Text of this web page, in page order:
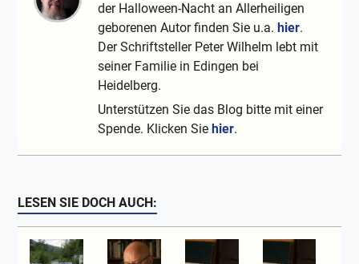
der Halloween-Nacht an Allerheiligen
geborenen Autor finden Sie u.a.hier.
Der Schriftsteller Peter Wilhelm lebt mit
seiner Familie in Edingen bei
Heidelberg.
Unterstützen Sie das Blog bitte mit einer
Spende. Klicken Siehier.
LESEN SIE DOCH AUCH: